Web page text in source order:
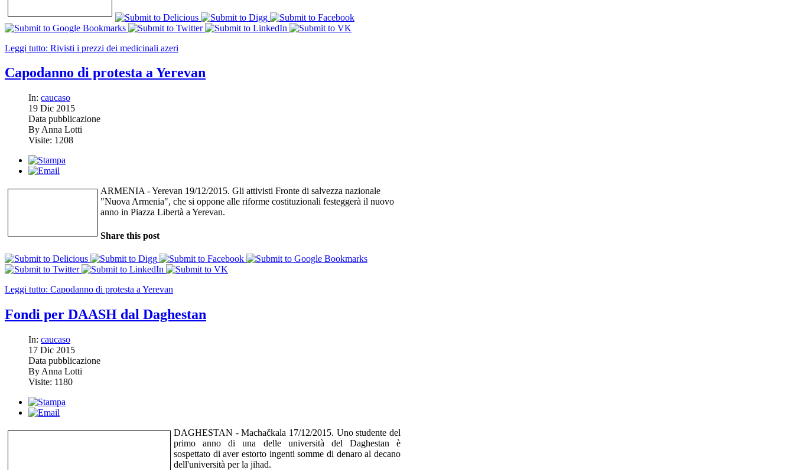
Leggi tutto: Rivisti i prezzi dei medicinali azeri
Capodanno di protesta a Yerevan
In: caucaso
19 Dic 2015
Data pubblicazione
By Anna Lotti
Visite: 1208
ARMENIA - Yerevan 19/12/2015. Gli attivisti Fronte di salvezza nazionale
"Nuova Armenia", che si oppone alle riforme costituzionali festeggerà il nuovo
anno in Piazza Libertà a Yerevan.
Share this post
Leggi tutto: Capodanno di protesta a Yerevan
Fondi per DAASH dal Daghestan
In: caucaso
17 Dic 2015
Data pubblicazione
By Anna Lotti
Visite: 1180
DAGHESTAN - Machačkala 17/12/2015. Uno studente del
primo anno di una delle università del Daghestan è
sospettato di aver estorto ingenti somme di denaro al decano
dell'università per la jihad.